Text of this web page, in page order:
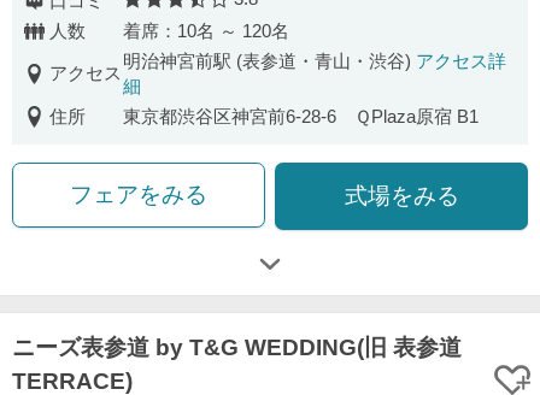
口コミ評価
人数
着席：10名 ～ 120名
アクセス
明治神宮前駅 (表参道・青山・渋谷) アクセス詳
細
住所
東京都渋谷区神宮前6-28-6 ＱPlaza原宿 B1
フェアをみる 式場をみる
ニーズ表参道 by T&G WEDDING(旧 表参道
TERRACE)